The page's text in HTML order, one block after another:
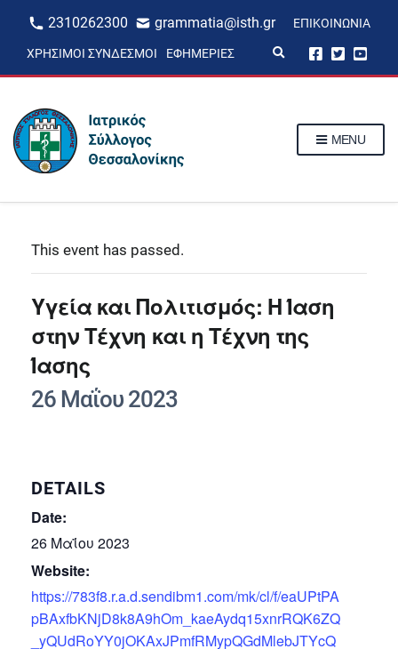
2310262300 grammatia@isth.gr ΕΠΙΚΟΙΝΩΝΊΑ
ΧΡΉΣΙΜΟΙ ΣΎΝΔΕΣΜΟΙ ΕΦΗΜΕΡΊΕΣ
p
MENU
This event has passed.
Υγεία και Πολιτισμός: H Ίαση
στην Τέχνη και η Τέχνη της
Ίασης
26 Μαΐου 2023
DETAILS
Date:
26 Μαΐου 2023
Website:
https://783f8.r.a.d.sendibm1.com/mk/cl/f/eaUPtPA
pBAxfbKNjD8k8A9hOm_kaeAydq15xnrRQK6ZQ
_yQUdRoYY0jOKAxJPmfRMypQGdMlebJTYcQ